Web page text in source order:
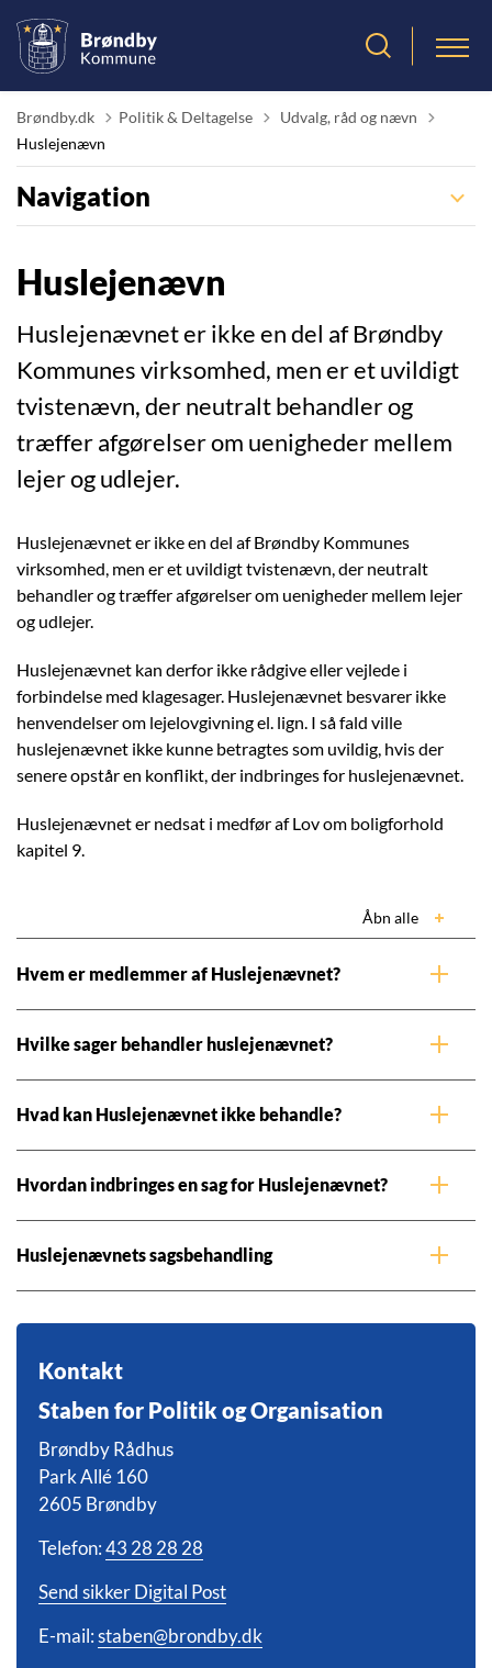
Brøndby.dk Politik & Deltagelse Tilbage til
Udvalg, råd og nævn
Huslejenævn
Navigation
Huslejenævn
Huslejenævnet er ikke en del af Brøndby
Kommunes virksomhed, men er et uvildigt
tvistenævn, der neutralt behandler og
træffer afgørelser om uenigheder mellem
lejer og udlejer.
Huslejenævnet er ikke en del af Brøndby Kommunes
virksomhed, men er et uvildigt tvistenævn, der neutralt
behandler og træffer afgørelser om uenigheder mellem lejer
og udlejer.
Huslejenævnet kan derfor ikke rådgive eller vejlede i
forbindelse med klagesager. Huslejenævnet besvarer ikke
henvendelser om lejelovgivning el. lign. I så fald ville
huslejenævnet ikke kunne betragtes som uvildig, hvis der
senere opstår en konflikt, der indbringes for huslejenævnet.
Huslejenævnet er nedsat i medfør af Lov om boligforhold
kapitel 9.
Åbn alle
Hvem er medlemmer af Huslejenævnet?
Hvilke sager behandler huslejenævnet?
Hvad kan Huslejenævnet ikke behandle?
Hvordan indbringes en sag for Huslejenævnet?
Huslejenævnets sagsbehandling
Kontakt
Staben for Politik og Organisation
Brøndby Rådhus
Park Allé 160
2605 Brøndby
Telefon:43 28 28 28
Send sikker Digital Post
E-mail:staben@brondby.dk